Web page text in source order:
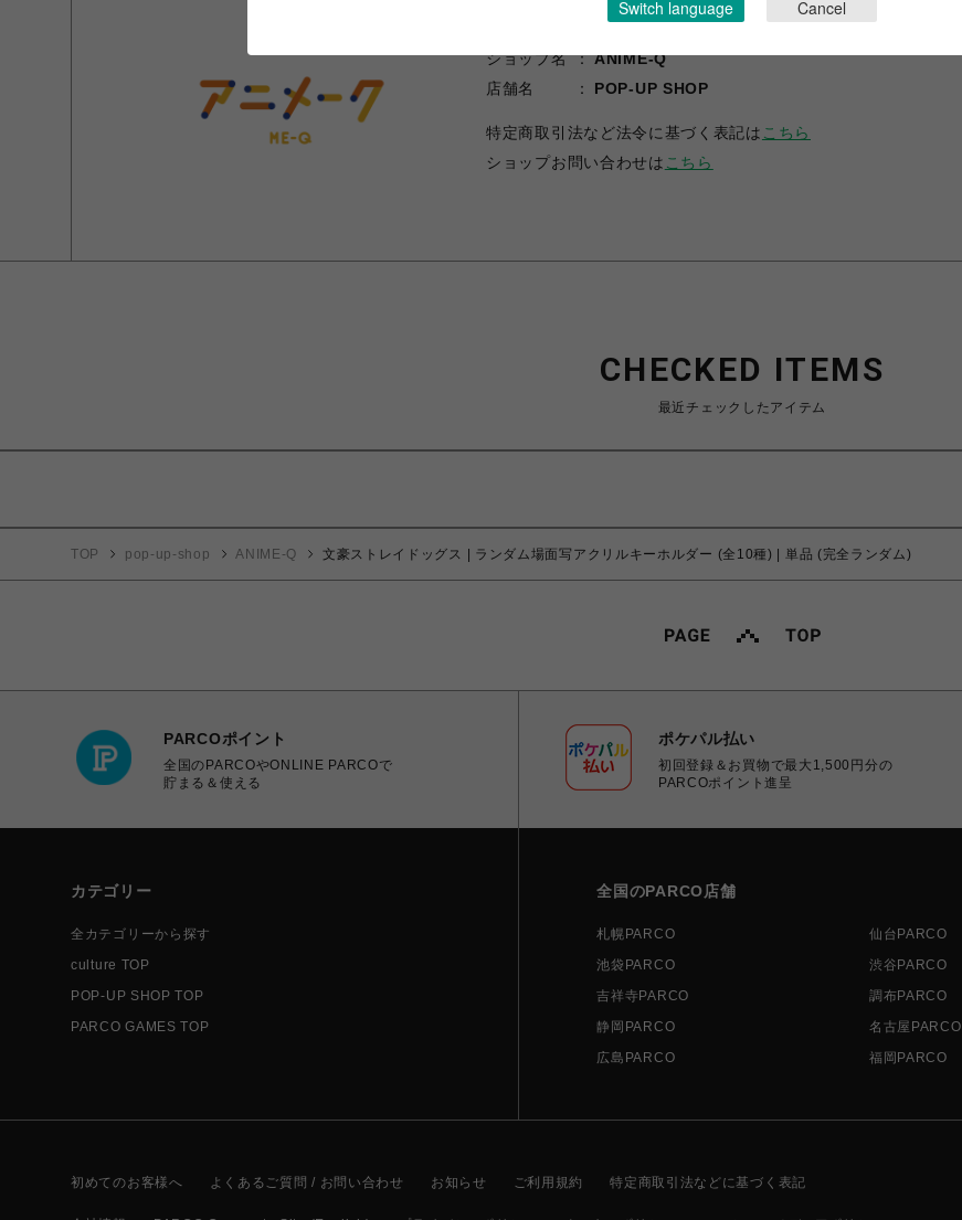
ショップ名
ANIME-Q
店舗名
POP-UP SHOP
特定商取引法など法令に基づく表記は こちら
ショップお問い合わせは こちら
CHECKED ITEMS
最近チェックしたアイテム
TOP pop-up-shop ANIME-Q 文豪ストレイドッグス | ランダム場面写アクリルキーホルダー (全10種) | 単品 (完全ランダム)
PARCOポイント
全国のPARCOやONLINE PARCOで
貯まる＆使える
ポケパル払い
初回登録＆お買物で最大1,500円分の
PARCOポイント進呈
カテゴリー
全カテゴリーから探す
culture TOP
POP-UP SHOP TOP
PARCO GAMES TOP
全国のPARCO店舗
札幌PARCO 仙台PARCO
池袋PARCO
渋谷PARCO
吉祥寺PARCO
調布PARCO
静岡PARCO
名古屋PARCO
広島PARCO
福岡PARCO
初めてのお客様へ よくあるご質問 / お問い合わせ お知らせ ご利用規約 特定商取引法などに基づく表記
Switch language Cancel